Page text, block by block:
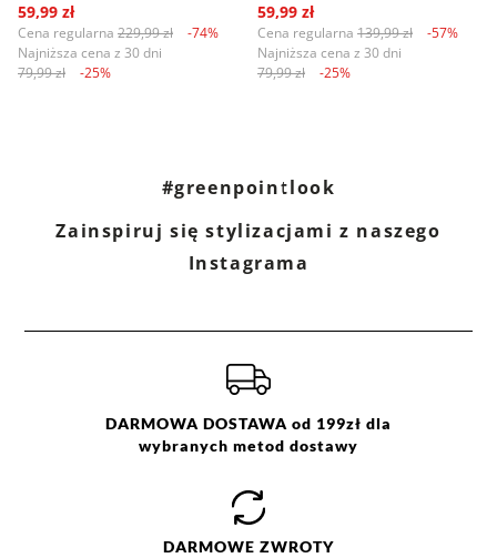
59,99 zł
Cena regularna 229,99 zł
-74%
Najniższa cena z 30 dni
79,99 zł
-25%
59,99 zł
Cena regularna 139,99 zł
-57%
Najniższa cena z 30 dni
79,99 zł
-25%
#greenpointlook
Zainspiruj się stylizacjami z naszego
Instagrama
DARMOWA DOSTAWA od 199zł dla
wybranych metod dostawy
DARMOWE ZWROTY